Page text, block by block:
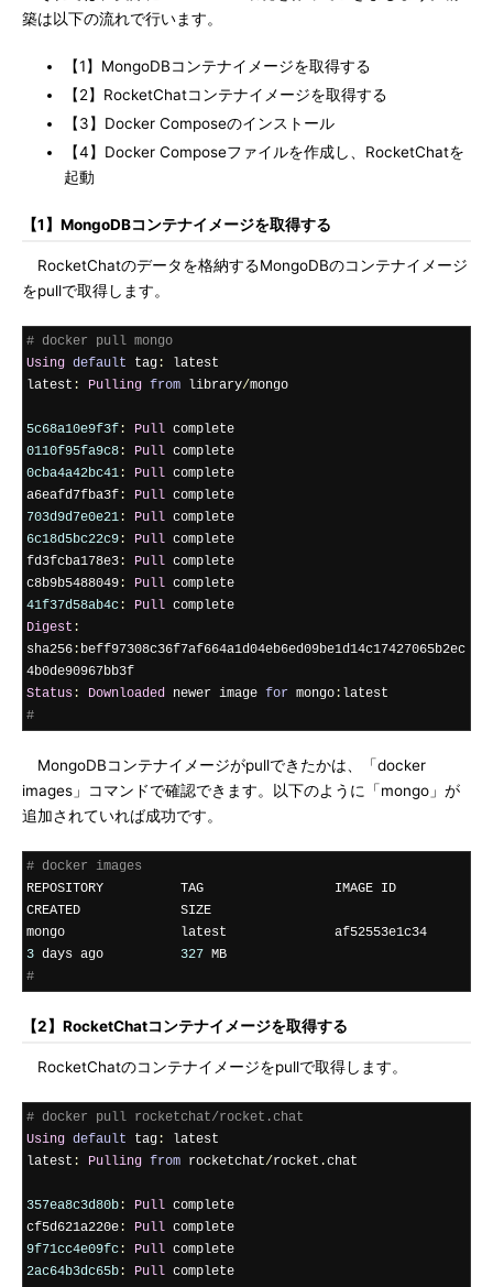
築は以下の流れで行います。
【1】MongoDBコンテナイメージを取得する
【2】RocketChatコンテナイメージを取得する
【3】Docker Composeのインストール
【4】Docker Composeファイルを作成し、RocketChatを
起動
【1】MongoDBコンテナイメージを取得する
RocketChatのデータを格納するMongoDBのコンテナイメージ
をpullで取得します。
# docker pull mongo
Using default tag :
latest
latest : Pulling from library/mongo
5c68a10e9f3f : Pull
0110f95fa9c8 : Pull
0cba4a42bc41 : Pull complete
a6eafd7fba3f : Pull
703d9d7e0e21 : Pull
6c18d5bc22c9 : Pull complete
fd3fcba178e3 : Pull complete
c8b9b5488049 : Pull
41f37d58ab4c : Pull
Digest :
sha256 : beff97308c36f7af664a1d04eb6ed09be1d14c17427065b2ec
Status : Downloaded newer image for mongo :
#
MongoDBコンテナイメージがpullできたかは、「docker
images」コマンドで確認できます。以下のように「mongo」が
追加されていれば成功です。
# docker images
REPOSITORY          TAG                 IMAGE ID
CREATED             SIZE
3 days ago 327
#
【2】RocketChatコンテナイメージを取得する
RocketChatのコンテナイメージをpullで取得します。
# docker pull rocketchat/rocket.chat
Using default tag :
latest
latest : Pulling from rocketchat/rocket .chat
357ea8c3d80b : Pull complete
cf5d621a220e : Pull
9f71cc4e09fc : Pull
2ac64b3dc65b : Pull